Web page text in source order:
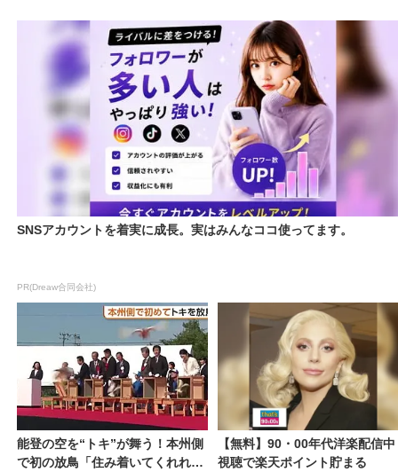
SNSアカウントを着実に成長。実はみんなココ使ってます。
PR(Dreaw合同会社)
能登の空を“トキ”が舞う！本州側
で初の放鳥「住み着いてくれれば
【無料】90・00年代洋楽配信
視聴で楽天ポイント貯まる